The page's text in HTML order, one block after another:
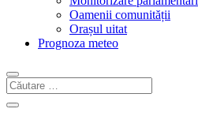
Oamenii comunității
Orașul uitat
Prognoza meteo